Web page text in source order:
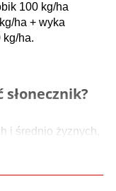
100 kg/ha
ha + wyka
kg/ha.
i średnio żyznych,